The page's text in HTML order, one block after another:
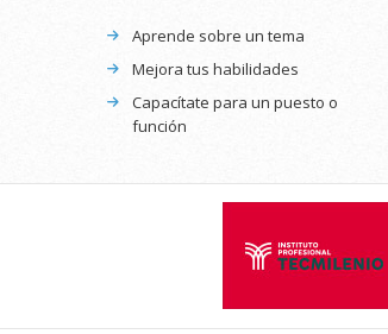
Aprende sobre un tema
Mejora tus habilidades
Capacítate para un puesto o
función